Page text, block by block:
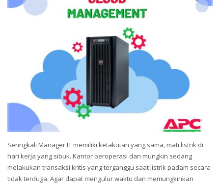
Seringkali Manager IT memiliki ketakutan yang sama, mati listrik di
hari kerja yang sibuk. Kantor beroperasi dan mungkin sedang
melakukan transaksi kritis yang terganggu saat listrik padam secara
tidak terduga. Agar dapat mengulur waktu dan memungkinkan